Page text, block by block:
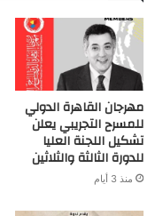
مهرجان القاهرة الدولي
للمسرح التجريبي يعلن
تشكيل اللجنة العليا
للدورة الثالثة والثلاثين
منذ 3 أيام